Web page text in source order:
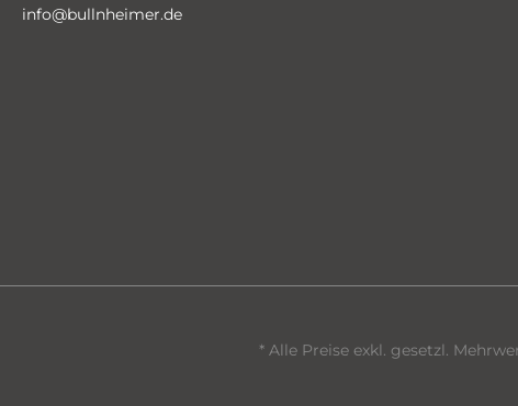
info@bullnheimer.de
* Alle Preise exkl. gesetzl.